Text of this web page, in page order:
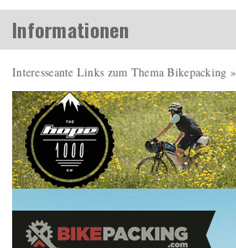
Informationen
Interesseante Links zum Thema Bikepacking »